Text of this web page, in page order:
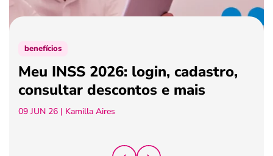
benefícios
Meu INSS 2026: login, cadastro,
consultar descontos e mais
09 JUN 26 | Kamilla Aires